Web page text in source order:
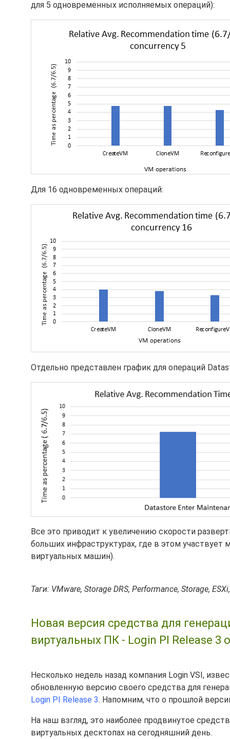
для 5 одновременных исполняемых операций):
Для 16 одновременных операций:
Отдельно представлен график для операций
Все это приводит к увеличению скорости
больших инфраструктурах, где в этом
виртуальных машин).
Таги: VMware, Storage DRS, Performance, Storage,
Новая версия средства для
виртуальных ПК - Login PI Release 3
Несколько недель назад компания Login VSI,
обновленную версию своего средства для
Login PI Release 3. Напомним, что о прошлой
На наш взгляд, это наиболее продвинутое
виртуальных десктопах на сегодняшний день.